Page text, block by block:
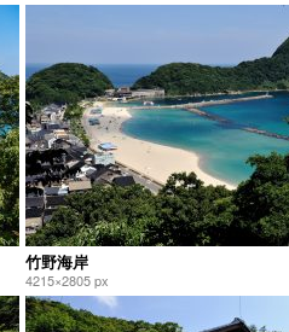
竹野海岸
4215×2805 px